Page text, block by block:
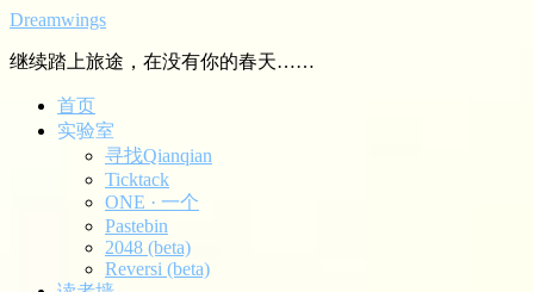
Dreamwings
继续踏上旅途，在没有你的春天……
首页
实验室
寻找Qianqian
Ticktack
ONE · 一个
Pastebin
2048 (beta)
Reversi (beta)